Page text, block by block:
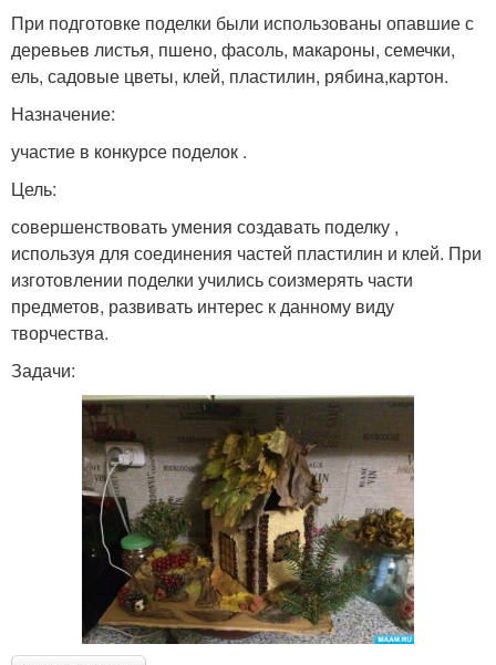
При подготовке поделки были использованы опавшие с
деревьев листья, пшено, фасоль, макароны, семечки,
ель, садовые цветы, клей, пластилин, рябина,картон.
Назначение:
участие в конкурсе поделок .
Цель:
совершенствовать умения создавать поделку ,
используя для соединения частей пластилин и клей. При
изготовлении поделки учились соизмерять части
предметов, развивать интерес к данному виду
творчества.
Задачи: